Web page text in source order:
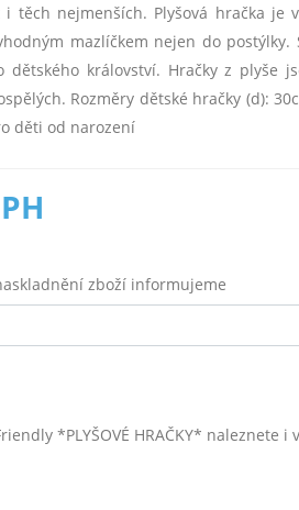
těch nejmenších. Plyšová hračka je
mazlíčkem nejen do
dětského království. Hračky z plyše
Rozměry dětské hračky (d):
děti od narození
zboží informujeme
*PLYŠOVÉ HRAČKY* naleznete